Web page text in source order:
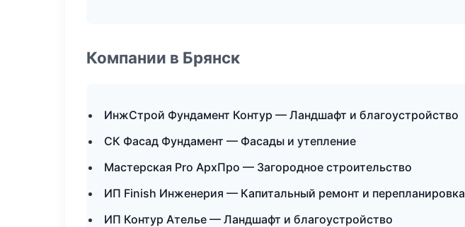
Компании в Брянск
ИнжСтрой Фундамент Контур — Ландшафт и благоустройство
СК Фасад Фундамент — Фасады и утепление
Мастерская Pro АрхПро — Загородное строительство
ИП Finish Инженерия — Капитальный ремонт и перепланировка
ИП Контур Ателье — Ландшафт и благоустройство